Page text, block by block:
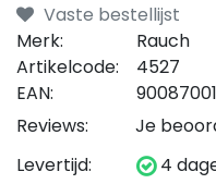
Vaste bestellijst
Merk:
Rauch
Artikelcode:
4527
EAN:
Reviews:
Je
Levertijd:
4